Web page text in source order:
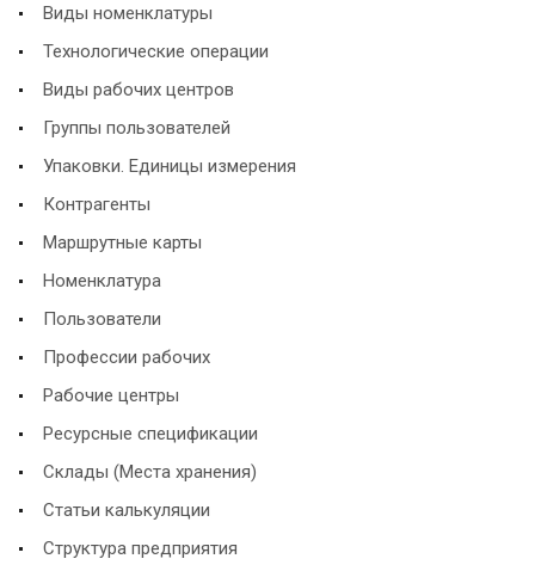
Виды номенклатуры
Технологические операции
Виды рабочих центров
Группы пользователей
Упаковки. Единицы измерения
Контрагенты
Маршрутные карты
Номенклатура
Пользователи
Профессии рабочих
Рабочие центры
Ресурсные спецификации
Склады (Места хранения)
Статьи калькуляции
Структура предприятия